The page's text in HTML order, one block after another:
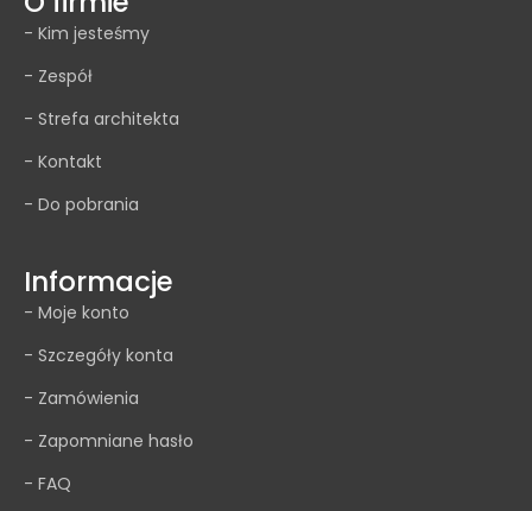
- Kim jesteśmy
- Zespół
- Strefa architekta
- Kontakt
- Do pobrania
Informacje
- Moje konto
- Szczegóły konta
- Zamówienia
- Zapomniane hasło
- FAQ